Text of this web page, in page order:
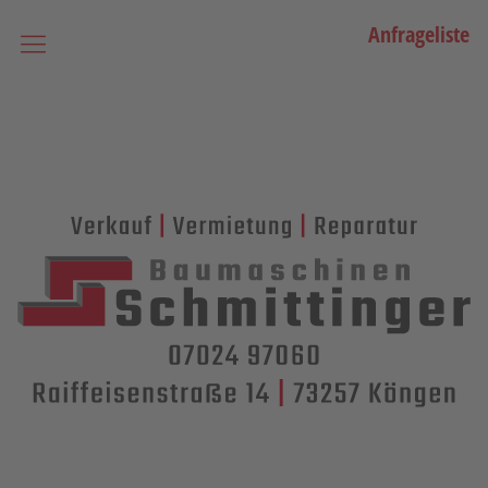
Anfrageliste
Bagger
Lader / Planiermaschinen
Lasergesteuerte Maschinen
Teleskopmaschinen
Miniraupenkrane